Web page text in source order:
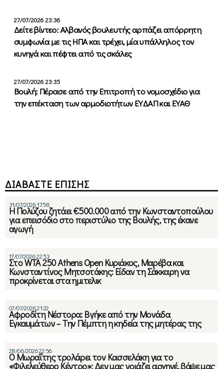
27/07/2026 23:36
Δείτε βίντεο: Αλβανός βουλευτής αρπάζει απόρρητη
συμφωνία με τις ΗΠΑ και τρέχει, μία υπάλληλος τον
κυνηγά και πέφτει από τις σκάλες
27/07/2026 23:35
Βουλή: Πέρασε από την Επιτροπή το νομοσχέδιο για
την επέκταση των αρμοδιοτήτων ΕΥΔΑΠ και ΕΥΑΘ
ΔΙΑΒΑΣΤΕ ΕΠΙΣΗΣ
31/07/2026 17:58
Η Πολύζου ζητάει €500.000 από την Κωνσταντοπούλου
για επεισόδιο στο περιστύλιο της Βουλής, της έκανε
αγωγή
17/07/2026 22:53
Στο WTA 250 Athens Open Κυριάκος, Μαρέβα και
Κωνσταντίνος Μητσοτάκης: Είδαν τη Σάκκαρη να
προκρίνεται στα ημιτελικ
07/07/2026 21:22
Αφροδίτη Νέστορα: Βγήκε από την Μονάδα
Εγκαυμάτων – Την Πέμπτη η κηδεία της μητέρας της
28/06/2026 22:56
Ο Μωραΐτης τρολάρει τον Κασσελάκη για το
«Φιλελεύθερο Κέντρο»: Δεν μας νοιάζει αρχηγέ, βάψε μας